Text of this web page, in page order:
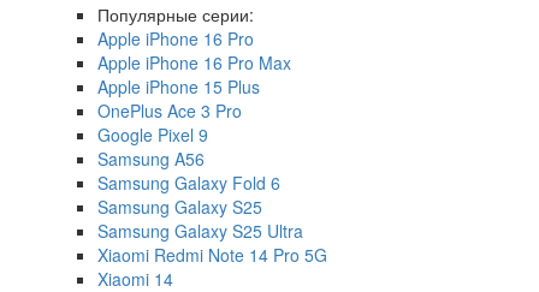
Популярные серии:
Apple iPhone 16 Pro
Apple iPhone 16 Pro Max
Apple iPhone 15 Plus
OnePlus Ace 3 Pro
Google Pixel 9
Samsung A56
Samsung Galaxy Fold 6
Samsung Galaxy S25
Samsung Galaxy S25 Ultra
Xiaomi Redmi Note 14 Pro 5G
Xiaomi 14